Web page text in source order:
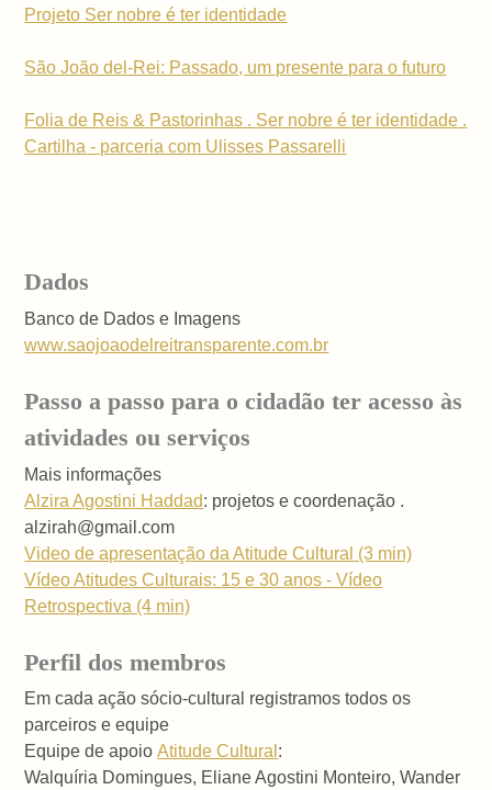
Projeto Ser nobre é ter identidade
São João del-Rei: Passado, um presente para o futuro
Folia de Reis & Pastorinhas . Ser nobre é ter identidade .
Cartilha - parceria com Ulisses Passarelli
Dados
Banco de Dados e Imagens
www.saojoaodelreitransparente.com.br
Passo a passo para o cidadão ter acesso às
atividades ou serviços
Mais informações
Alzira Agostini Haddad: projetos e coordenação .
alzirah@gmail.com
Video de apresentação da Atitude Cultural (3 min)
Vídeo Atitudes Culturais: 15 e 30 anos - Vídeo
Retrospectiva (4 min)
Perfil dos membros
Em cada ação sócio-cultural registramos todos os
parceiros e equipe
Equipe de apoioAtitude Cultural :
Walquíria Domingues, Eliane Agostini Monteiro, Wander